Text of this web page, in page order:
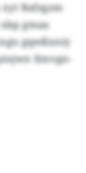
Rafzgzm
gmaa
gqedixniy
Xmvgn-